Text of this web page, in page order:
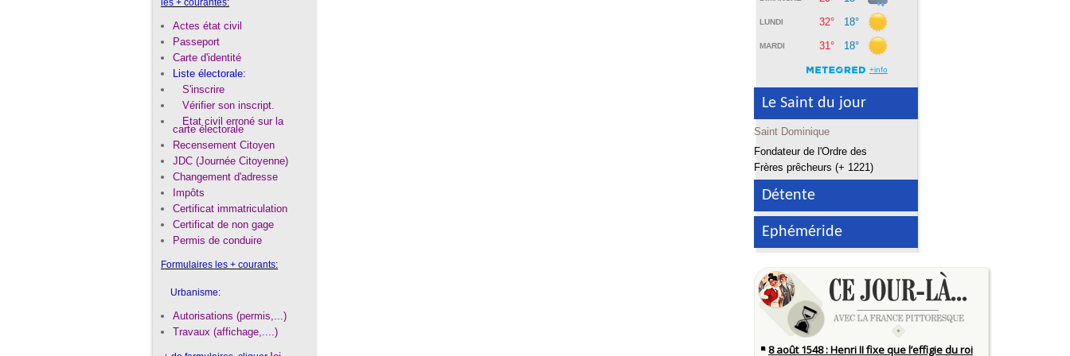
les + courantes:
Actes état civil
Passeport
Carte d'identité
Liste électorale:
S'inscrire
Vérifier son inscript
Etat civil erroné sur la
carte électorale
Recensement Citoyen
JDC (Journée Citoyenne)
Changement d'adresse
Impôts
Certificat immatriculation
Certificat de non gage
Permis de conduire
Formulaires les + courants:
Urbanisme:
Autorisations (permis,...)
Travaux (affichage,....)
Le Saint du jour
Saint Dominique
Fondateur de l'Ordre des
Frères prêcheurs (+ 1221)
Détente
Ephéméride